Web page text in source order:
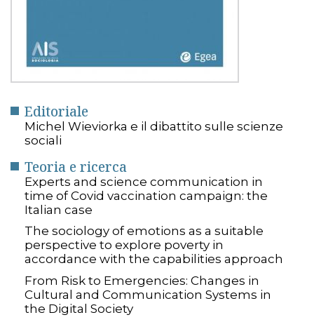
Editoriale
Michel Wieviorka e il dibattito sulle scienze
sociali
Teoria e ricerca
Experts and science communication in
time of Covid vaccination campaign: the
Italian case
The sociology of emotions as a suitable
perspective to explore poverty in
accordance with the capabilities approach
From Risk to Emergencies: Changes in
Cultural and Communication Systems in
the Digital Society